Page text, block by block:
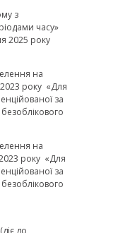
з
часу»
2025 року
на
року «Для
за
на
року «Для
за
до